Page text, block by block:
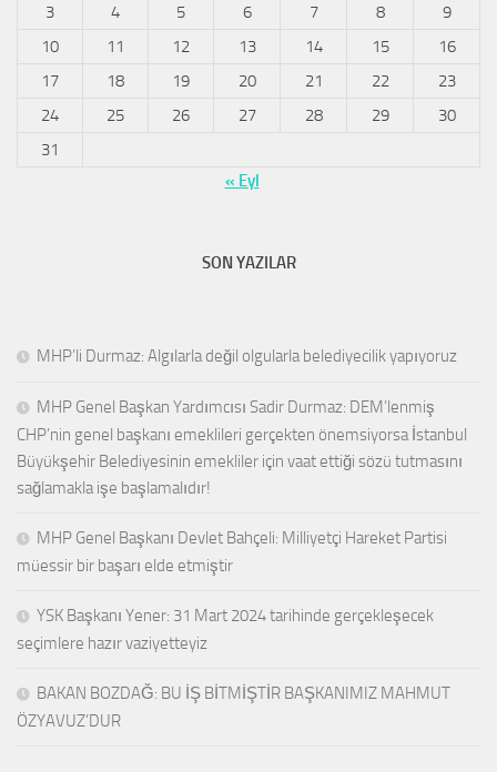
3
4 5 6 7 8
9
10
11 12 13 14 15
16
17
18 19 20 21 22
23
24
25 26 27 28 29
30
31
« Eyl
SON YAZILAR
MHP’li Durmaz: Algılarla değil olgularla belediyecilik yapıyoruz
MHP Genel Başkan Yardımcısı Sadir Durmaz: DEM’lenmiş
CHP’nin genel başkanı emeklileri gerçekten önemsiyorsa İstanbul
Büyükşehir Belediyesinin emekliler için vaat ettiği sözü tutmasını
sağlamakla işe başlamalıdır!
MHP Genel Başkanı Devlet Bahçeli: Milliyetçi Hareket Partisi
müessir bir başarı elde etmiştir
YSK Başkanı Yener: 31 Mart 2024 tarihinde gerçekleşecek
seçimlere hazır vaziyetteyiz
BAKAN BOZDAĞ: BU İŞ BİTMİŞTİR BAŞKANIMIZ MAHMUT
ÖZYAVUZ’DUR